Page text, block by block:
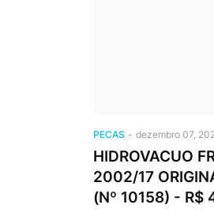
PECAS - dezembro 07,
HIDROVACUO
2002/17
(Nº 10158) - R$